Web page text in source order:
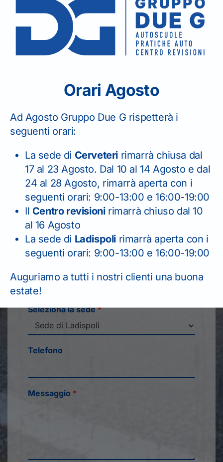
CENTRO REVISIONI
06 99 49 652
Il seguente form serve solo per
richiesta informazioni.
PER I RINNOVI PATENTE
CONTATTARE TELEFONICAMENTE
LA SEDE.
Nome*
Seleziona la sede*
Telefono
Messaggio *
Orari Agosto
Ad Agosto Gruppo Due G rispetterà i
seguenti orari:
La sede di Cerveteri rimarrà chiusa dal
17 al 23 Agosto. Dal 10 al 14 Agosto e dal
24 al 28 Agosto, rimarrà aperta con i
seguenti orari: 9:00-13:00 e 16:00-19:00
Il Centro revisionirimarrà chiuso dal 10
al 16 Agosto
La sede di Ladispoli rimarrà aperta con i
seguenti orari: 9:00-13:00 e 16:00-19:00
Auguriamo a tutti i nostri clienti una buona
estate!